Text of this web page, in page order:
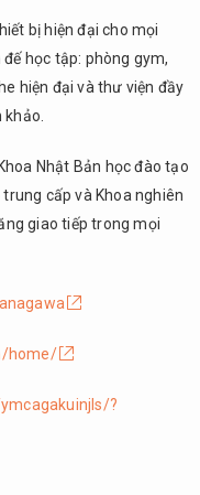
bị hiện đại cho mọi
học tập: phòng gym,
hiện đại và thư viện đầy
Nhật Bản học đào tạo
cấp và Khoa nghiên
giao tiếp trong mọi
home/
?